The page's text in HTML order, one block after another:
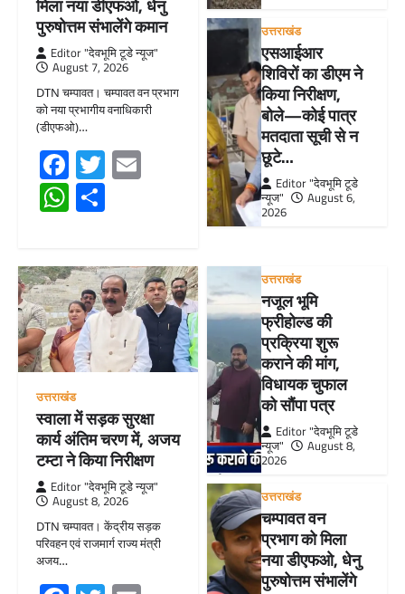
मिला नया डीएफओ, धेनु
पुरुषोत्तम संभालेंगे कमान
Editor "देवभूमि टूडे न्यूज"
August 7, 2026
DTN चम्पावत। चम्पावत वन प्रभाग
को नया प्रभागीय वनाधिकारी
(डीएफओ)…
Facebook
TwitterEmail
WhatsApp
उत्तराखंड
एसआईआर
शिविरों का डीएम ने
किया निरीक्षण,
बोले—कोई पात्र
मतदाता सूची से न
छूटे…
Editor "देवभूमि टूडे
न्यूज"
August 6,
2026
उत्तराखंड
स्वाला में सड़क सुरक्षा
कार्य अंतिम चरण में, अजय
टम्टा ने किया निरीक्षण
Editor "देवभूमि टूडे न्यूज"
August 8, 2026
DTN चम्पावत। केंद्रीय सड़क
परिवहन एवं राजमार्ग राज्य मंत्री
अजय…
उत्तराखंड
नजूल भूमि
फ्रीहोल्ड की
प्रक्रिया शुरू
कराने की मांग,
विधायक चुफाल
को सौंपा पत्र
Editor "देवभूमि टूडे
न्यूज"
August 8,
2026
उत्तराखंड
चम्पावत वन
प्रभाग को मिला
नया डीएफओ, धेनु
पुरुषोत्तम संभालेंगे